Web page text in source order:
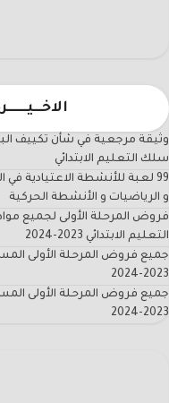
وثيقة مرجعية في شأن تكييف
سلك التعليم الابتدائي
99 لعبة للأنشطة الاعتيادية
و الرياضيات و الأنشطة الحركية
فروض المرحلة الأولى لجميع
التعليم الابتدائي 2023-2024
جميع فروض المرحلة الأولى
2023-2024
جميع فروض المرحلة الأولى
2023-2024